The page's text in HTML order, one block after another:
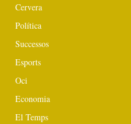
Cervera
Política
Successos
Esports
Oci
Economia
El Temps